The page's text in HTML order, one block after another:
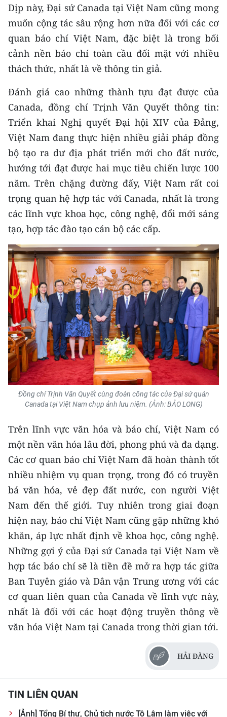
Dịp này, Đại sứ Canada tại Việt Nam cũng mong
muốn cộng tác sâu rộng hơn nữa đối với các cơ
quan báo chí Việt Nam, đặc biệt là trong bối
cảnh nền báo chí toàn cầu đối mặt với nhiều
thách thức, nhất là về thông tin giả.
Đánh giá cao những thành tựu đạt được của
Canada, đồng chí Trịnh Văn Quyết thông tin:
Triển khai Nghị quyết Đại hội XIV của Đảng,
Việt Nam đang thực hiện nhiều giải pháp đồng
bộ tạo ra dư địa phát triển mới cho đất nước,
hướng tới đạt được hai mục tiêu chiến lược 100
năm. Trên chặng đường đấy, Việt Nam rất coi
trọng quan hệ hợp tác với Canada, nhất là trong
các lĩnh vực khoa học, công nghệ, đổi mới sáng
tạo, hợp tác đào tạo cán bộ các cấp.
Đồng chí Trịnh Văn Quyết cùng đoàn công tác của Đại sứ quán
Canada tại Việt Nam chụp ảnh lưu niệm. (Ảnh: BẢO LONG)
Trên lĩnh vực văn hóa và báo chí, Việt Nam có
một nền văn hóa lâu đời, phong phú và đa dạng.
Các cơ quan báo chí Việt Nam đã hoàn thành tốt
nhiều nhiệm vụ quan trọng, trong đó có truyền
bá văn hóa, vẻ đẹp đất nước, con người Việt
Nam đến thế giới. Tuy nhiên trong giai đoạn
hiện nay, báo chí Việt Nam cũng gặp những khó
khăn, áp lực nhất định về khoa học, công nghệ.
Những gợi ý của Đại sứ Canada tại Việt Nam về
hợp tác báo chí sẽ là tiền đề mở ra hợp tác giữa
Ban Tuyên giáo và Dân vận Trung ương với các
cơ quan liên quan của Canada về lĩnh vực này,
nhất là đối với các hoạt động truyền thông về
văn hóa Việt Nam tại Canada trong thời gian tới.
HẢI ĐĂNG
TIN LIÊN QUAN
[Ảnh] Tổng Bí thư, Chủ tịch nước Tô Lâm làm việc với